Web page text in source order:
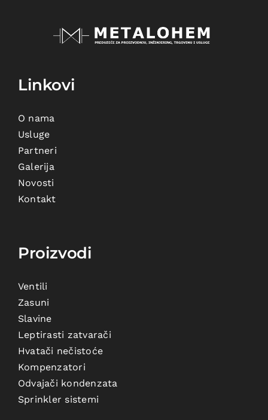
Linkovi
O nama
Usluge
Partneri
Galerija
Novosti
Kontakt
Proizvodi
Ventili
Zasuni
Slavine
Leptirasti zatvarači
Hvatači nečistoće
Kompenzatori
Odvajači kondenzata
Sprinkler sistemi